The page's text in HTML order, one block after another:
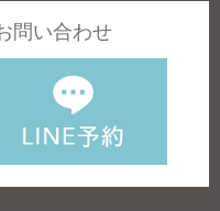
問い合わせ